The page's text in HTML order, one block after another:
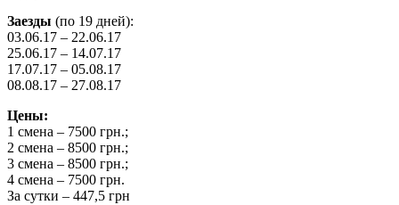
Заезды (по 19 дней):
03.06.17 – 22.06.17
25.06.17 – 14.07.17
17.07.17 – 05.08.17
08.08.17 – 27.08.17
Цены:
1 смена – 7500 грн.;
2 смена – 8500 грн.;
3 смена – 8500 грн.;
4 смена – 7500 грн.
За сутки – 447,5 грн